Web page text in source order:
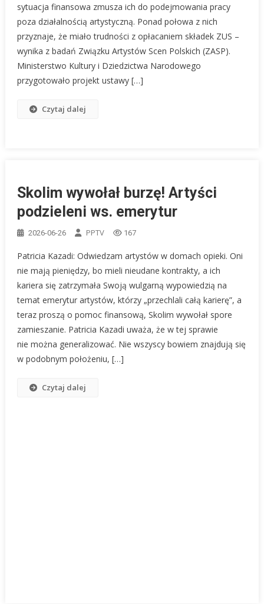
sytuacja finansowa zmusza ich do podejmowania pracy
poza działalnością artystyczną. Ponad połowa z nich
przyznaje, że miało trudności z opłacaniem składek ZUS –
wynika z badań Związku Artystów Scen Polskich (ZASP).
Ministerstwo Kultury i Dziedzictwa Narodowego
przygotowało projekt ustawy […]
Czytaj dalej
Skolim wywołał burzę! Artyści
podzieleni ws. emerytur
2026-06-26 PPTV 167
Patricia Kazadi: Odwiedzam artystów w domach opieki. Oni
nie mają pieniędzy, bo mieli nieudane kontrakty, a ich
kariera się zatrzymała Swoją wulgarną wypowiedzią na
temat emerytur artystów, którzy „przechlali całą karierę”, a
teraz proszą o pomoc finansową, Skolim wywołał spore
zamieszanie. Patricia Kazadi uważa, że w tej sprawie
nie można generalizować. Nie wszyscy bowiem znajdują się
w podobnym położeniu, […]
Czytaj dalej